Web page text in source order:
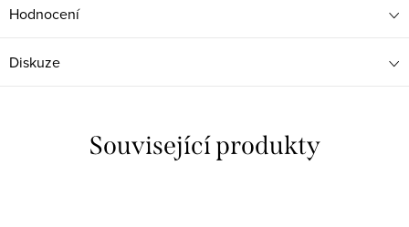
Hodnocení
Diskuze
Související produkty